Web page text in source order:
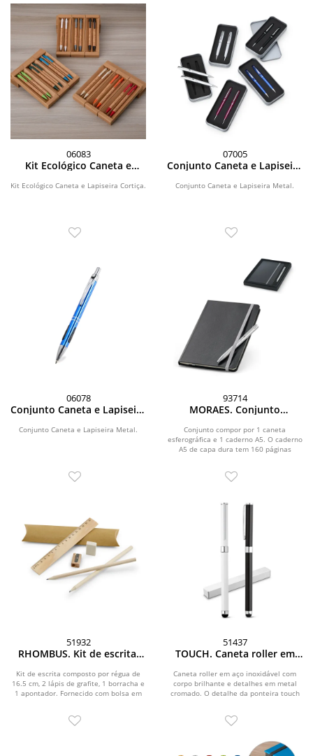
06083
Kit Ecológico Caneta e
Kit Ecológico Caneta e Lapiseira Cortiça.
07005
Conjunto Caneta e Lapiseira
Conjunto Caneta e Lapiseira Metal.
06078
Conjunto Caneta e Lapiseira
Conjunto Caneta e Lapiseira Metal.
93714
MORAES. Conjunto
caneta esferográfica.
Caderno A5 com 160
páginas pautadas e caneta
em azul
Conjunto compor por 1 caneta
esferográfica e 1 caderno A5. O caderno
A5 de capa dura tem 160 páginas
51932
RHOMBUS. Kit de escrita:
borracha e apontador
Kit de escrita composto por régua de
16.5 cm, 2 lápis de grafite, 1 borracha e
1 apontador. Fornecido com bolsa em
51437
TOUCH. Caneta roller em
e escrita em preto
Caneta roller em aço inoxidável com
corpo brilhante e detalhes em metal
cromado. O detalhe da ponteira touch